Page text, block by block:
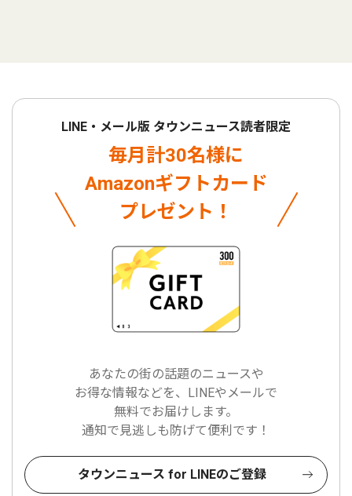
LINE・メール版 タウンニュース読者限定
毎月計30名様に
Amazonギフトカード
プレゼント！
あなたの街の話題のニュースや
お得な情報などを、LINEやメールで
無料でお届けします。
通知で見逃しも防げて便利です！
タウンニュース for LINEのご登録